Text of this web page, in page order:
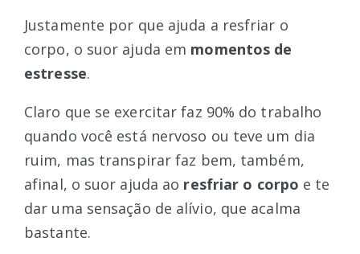
Justamente por que ajuda a resfriar o
corpo, o suor ajuda em momentos de
estresse.
Claro que se exercitar faz 90% do trabalho
quando você está nervoso ou teve um dia
ruim, mas transpirar faz bem, também,
afinal, o suor ajuda ao resfriar o corpo e te
dar uma sensação de alívio, que acalma
bastante.